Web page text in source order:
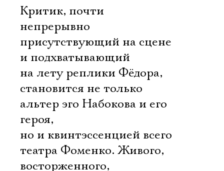
Критик, почти
непрерывно
присутствующий на сцене
и подхватывающий
на лету реплики Фёдора,
становится не только
альтер эго Набокова и его
героя,
но и квинтэссенцией всего
театра Фоменко. Живого,
восторженного,